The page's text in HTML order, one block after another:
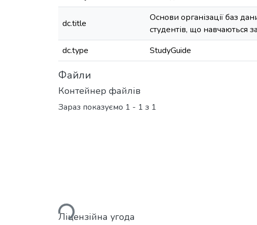
dc.title
Основи організації баз
студентів, що навчаються
dc.type
StudyGuide
Файли
Контейнер файлів
Зараз показуємо 1 - 1 з 1
Вантажиться...
Ліцензійна угода